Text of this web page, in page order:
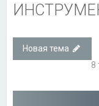
Новая тема
8